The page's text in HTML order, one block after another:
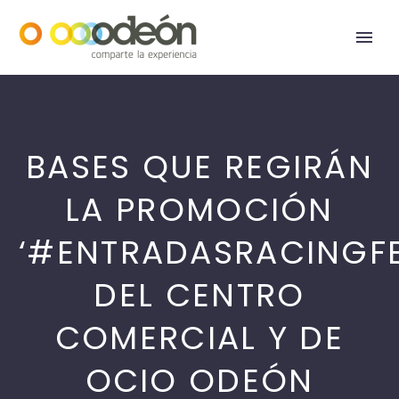
BASES QUE REGIRÁN
LA PROMOCIÓN
DEL CENTRO
COMERCIAL Y DE
OCIO ODEÓN